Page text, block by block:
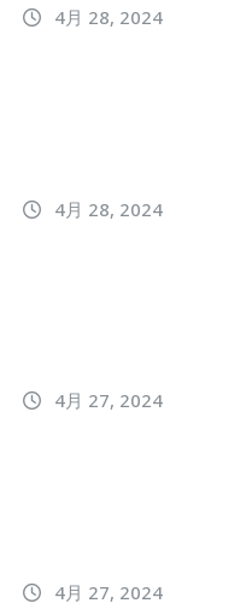
4月 28, 2024
4月 28, 2024
4月 27, 2024
4月 27, 2024